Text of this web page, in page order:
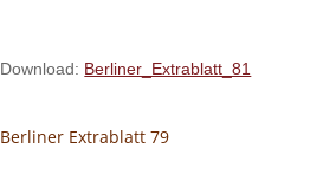
Download: Berliner_Extrablatt_81
Berliner Extrablatt 79